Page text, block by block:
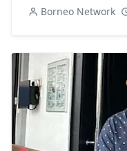
Borneo Network